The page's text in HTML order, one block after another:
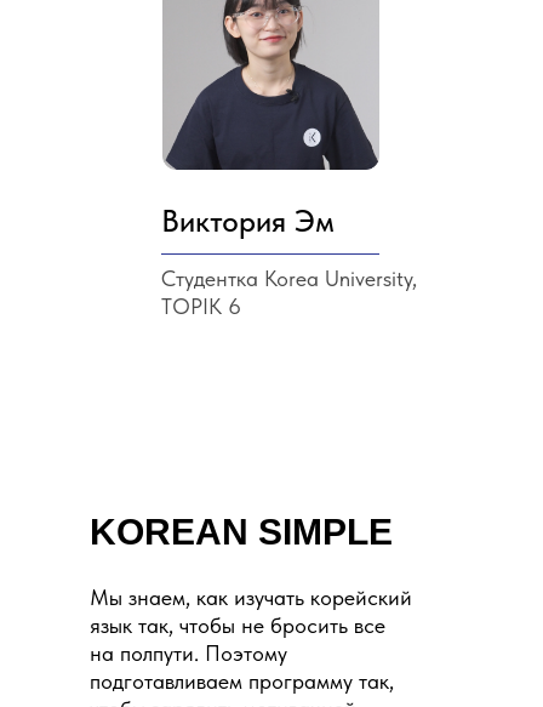
Виктория Эм
Студентка Korea University,
TOPIK 6
KOREAN SIMPLE
Мы знаем, как изучать корейский
язык так, чтобы не бросить все
на полпути. Поэтому
подготавливаем программу так,